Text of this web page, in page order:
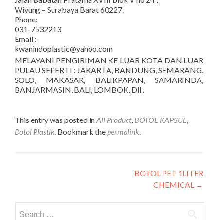
Wiyung – Surabaya Barat 60227.
Phone:
031-7532213
Email :
kwanindoplastic@yahoo.com
MELAYANI PENGIRIMAN KE LUAR KOTA DAN LUAR
PULAU SEPERTI : JAKARTA, BANDUNG, SEMARANG,
SOLO, MAKASAR, BALIKPAPAN, SAMARINDA,
BANJARMASIN, BALI, LOMBOK, Dll .
This entry was posted inAll Product, BOTOL KAPSUL,
Botol Plastik. Bookmark thepermalink.
BOTOL PET 1LITER
CHEMICAL →